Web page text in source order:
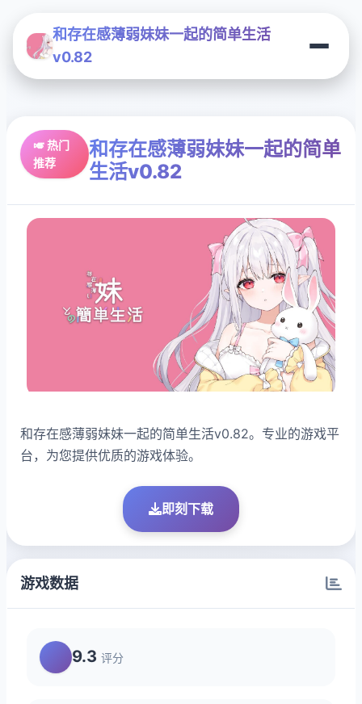
和存在感薄弱妹妹一起的简单生活
v0.82
🎺 热门
推荐
和存在感薄弱妹妹一起的简单
生活v0.82
和存在感薄弱妹妹一起的简单生活v0.82。专业的游戏平
台，为您提供优质的游戏体验。
即刻下载
游戏数据
9.3 评分